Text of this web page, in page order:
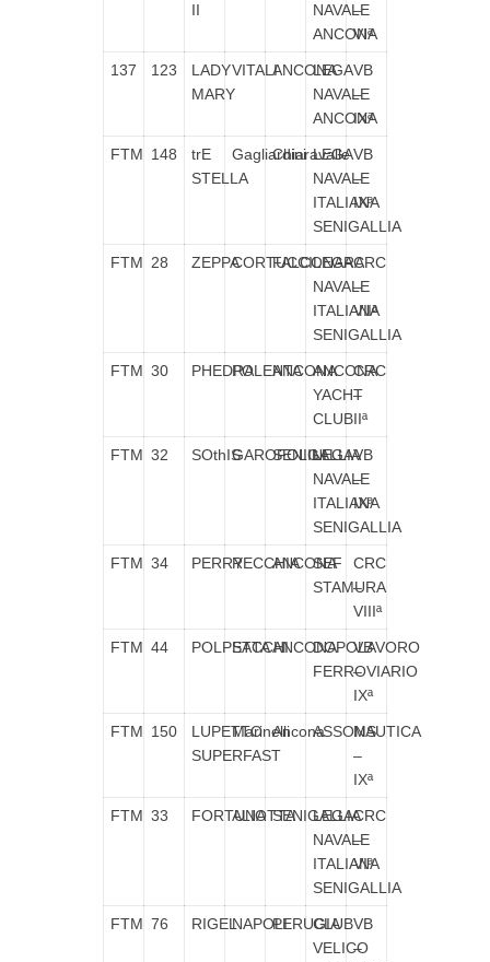
II
NAVALE
ANCONA
–
VIª
137 123
LADY
MARY
VITALIANCONA
LEGA
NAVALE
ANCONA
VB
–
IXª
FTM 148
trE
STELLA
GagliardiniChiaravalle
LEGA
NAVALE
ITALIANA
SENIGALLIA
VB
–
IXª
FTM 28 ZEPPACORTUCCIFALCONARA
LEGA
NAVALE
ITALIANA
SENIGALLIA
CRC
–
VIIª
FTM 30 PHEDRAPOLENTAANCONAANCONA
YACHT
CLUB
CRC
–
IIª
FTM 32 SOthISGAROFOLINI
SENIGALLIA
LEGA
NAVALE
ITALIANA
SENIGALLIA
VB
–
IXª
FTM 34 PERRYRECCHIAANCONA
SEF
STAMURA
CRC
–
VIIIª
FTM 44 POLPETTA
SACCHIANCONADOPOLAVORO
FERROVIARIO
VB
–
IXª
FTM 150
LUPETTO
SUPERFAST
MarinelliAnconaASSONAUTICA
MS
–
IXª
FTM 33 FORTUNAALIOTTASENIGALLIA
LEGA
NAVALE
ITALIANA
SENIGALLIA
CRC
–
VIª
FTM 76 RIGELNAPOLIPERUGIA
CLUB
VELICO
VB
–